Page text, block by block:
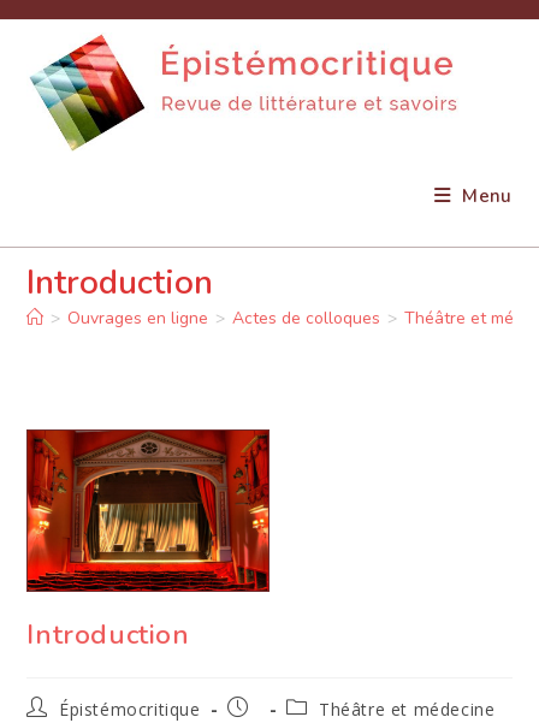
content
Menu
Introduction
> Ouvrages en ligne > Actes de colloques > Théâtre et
Introduction
Auteur/autrice
Épistémocritique
Publication
PostThéâtre et médecine